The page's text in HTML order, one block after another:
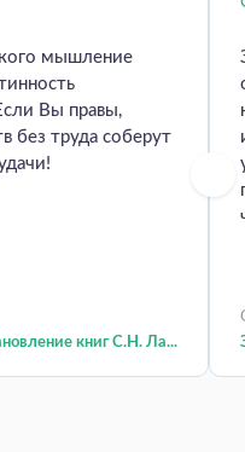
кого мышление
Вы правы,
без труда соберут
книг С.Н. Ла...